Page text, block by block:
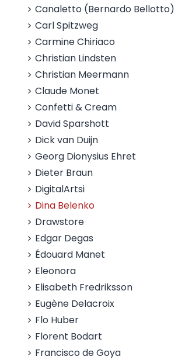
Canaletto (Bernardo Bellotto)
Carl Spitzweg
Carmine Chiriaco
Christian Lindsten
Christian Meermann
Claude Monet
Confetti & Cream
David Sparshott
Dick van Duijn
Georg Dionysius Ehret
Dieter Braun
DigitalArtsi
Dina Belenko
Drawstore
Edgar Degas
Édouard Manet
Eleonora
Elisabeth Fredriksson
Eugène Delacroix
Flo Huber
Florent Bodart
Francisco de Goya